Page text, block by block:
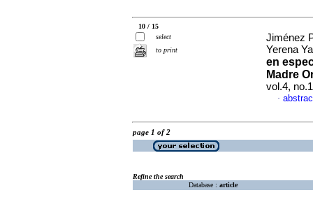
10 / 15
select
to print
Jiménez
Yerena
en
Madre
vol.4,
·
page 1 of 2
Refine the search
Database : article